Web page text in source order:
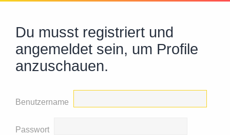
Du musst registriert und
angemeldet sein, um Profile
anzuschauen.
Benutzername
Passwort